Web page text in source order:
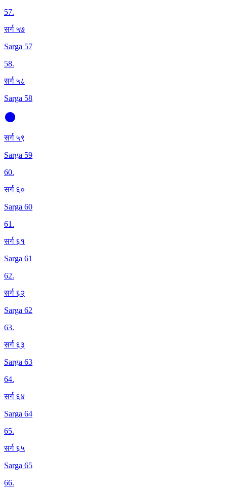
57.
सर्ग ५७
Sarga 57
58.
सर्ग ५८
Sarga 58
सर्ग ५९
Sarga 59
60.
सर्ग ६०
Sarga 60
61.
सर्ग ६१
Sarga 61
62.
सर्ग ६२
Sarga 62
63.
सर्ग ६३
Sarga 63
64.
सर्ग ६४
Sarga 64
65.
सर्ग ६५
Sarga 65
66.